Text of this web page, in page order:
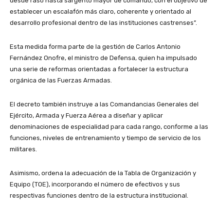
establecer un escalafón más claro, coherente y orientado al
desarrollo profesional dentro de las instituciones castrenses”.
Esta medida forma parte de la gestión de Carlos Antonio
Fernández Onofre, el ministro de Defensa, quien ha impulsado
una serie de reformas orientadas a fortalecer la estructura
orgánica de las Fuerzas Armadas.
El decreto también instruye a las Comandancias Generales del
Ejército, Armada y Fuerza Aérea a diseñar y aplicar
denominaciones de especialidad para cada rango, conforme a las
funciones, niveles de entrenamiento y tiempo de servicio de los
militares.
Asimismo, ordena la adecuación de la Tabla de Organización y
Equipo (TOE), incorporando el número de efectivos y sus
respectivas funciones dentro de la estructura institucional.